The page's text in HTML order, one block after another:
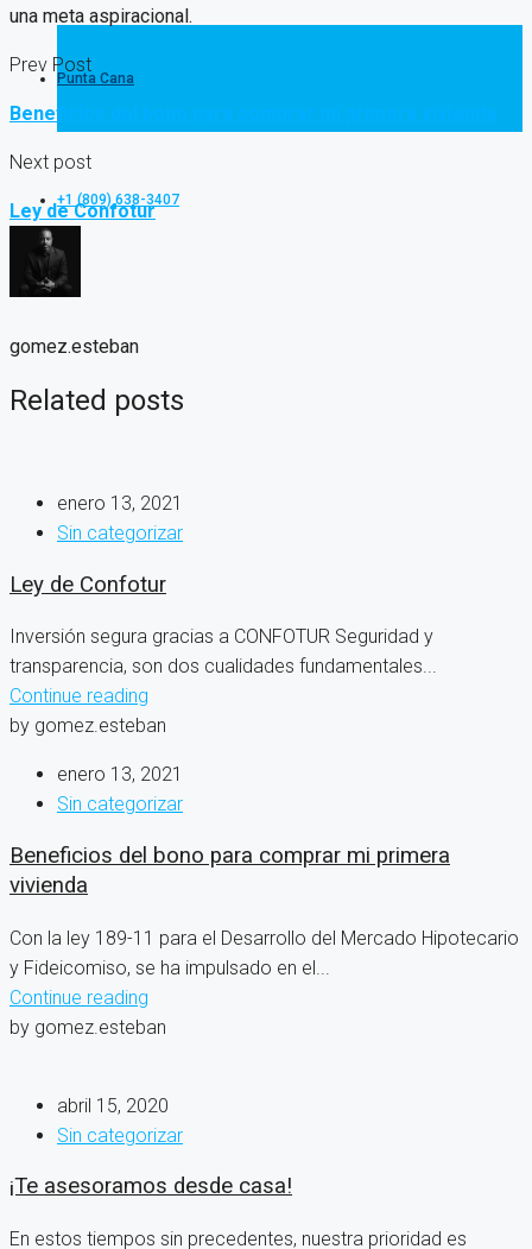
Punta Cana
+1 (809) 638-3407
una meta aspiracional.
Prev Post
Beneficios del bono para comprar mi primera vivienda
Next post
Ley de Confotur
gomez.esteban
Related posts
enero 13, 2021
Sin categorizar
Ley de Confotur
Inversión segura gracias a CONFOTUR Seguridad y
transparencia, son dos cualidades fundamentales...
Continue reading
by gomez.esteban
enero 13, 2021
Sin categorizar
Beneficios del bono para comprar mi primera
vivienda
Con la ley 189-11 para el Desarrollo del Mercado Hipotecario
y Fideicomiso, se ha impulsado en el...
Continue reading
by gomez.esteban
abril 15, 2020
Sin categorizar
¡Te asesoramos desde casa!
En estos tiempos sin precedentes, nuestra prioridad es